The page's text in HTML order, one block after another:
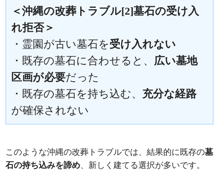
＜沖縄の改葬トラブル[2]墓石の受け入
れ拒否＞
・霊園が古い墓石を受け入れない
・既存の墓石に合わせると、 広い墓地
区画が必要だった
・既存の墓石を持ち込む、 充分な経路
が確保されない
このような沖縄の改葬トラブルでは、結果的に既存の墓
石の持ち込みを諦め、新しく建てる選択が多いです。